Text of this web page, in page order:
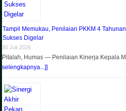
Tampil Memukau, Penilaian PKKM 4
Sukses Digelar
30 Juli 2026
Pitalah, Humas — Penilaian Kinerja Kepala
selengkapnya...]]